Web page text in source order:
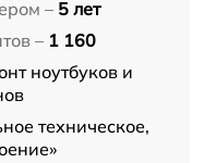
– 5 лет
– 1 160
ноутбуков и
техническое,